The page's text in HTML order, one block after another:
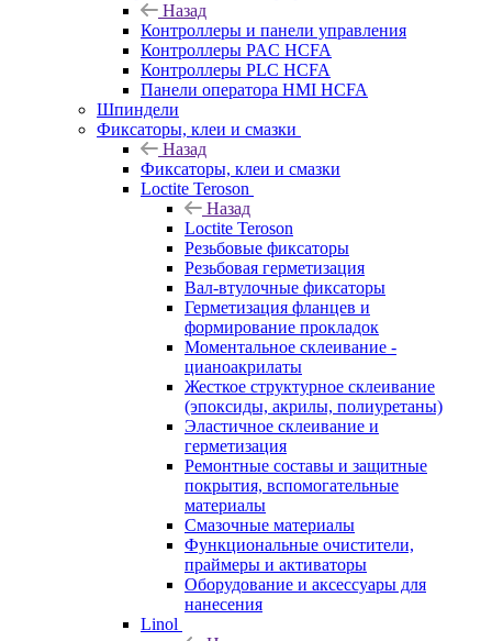
Назад
Контроллеры и панели управления
Контроллеры PAC HCFA
Контроллеры PLC HCFA
Панели оператора HMI HCFA
Шпиндели
Фиксаторы, клеи и смазки
Назад
Фиксаторы, клеи и смазки
Loctite Teroson
Назад
Loctite Teroson
Резьбовые фиксаторы
Резьбовая герметизация
Вал-втулочные фиксаторы
Герметизация фланцев и
формирование прокладок
Моментальное склеивание -
цианоакрилаты
Жесткое структурное склеивание
(эпоксиды, акрилы, полиуретаны)
Эластичное склеивание и
герметизация
Ремонтные составы и защитные
покрытия, вспомогательные
материалы
Смазочные материалы
Функциональные очистители,
праймеры и активаторы
Оборудование и аксессуары для
нанесения
Linol